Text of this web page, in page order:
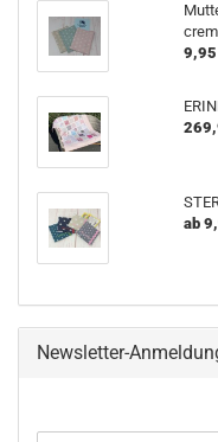
9,95
ab
Newsletter-